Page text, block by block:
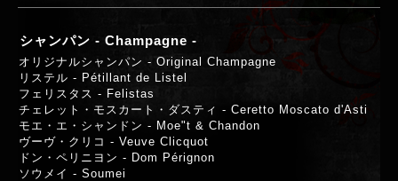
シャンパン - Champagne -
オリジナルシャンパン - Original Champagne
リステル - Pétillant de Listel
フェリスタス - Felistas
チェレット・モスカート・ダスティ - Ceretto Moscato d'Asti
モエ・エ・シャンドン - Moe"t & Chandon
ヴーヴ・クリコ - Veuve Clicquot
ドン・ペリニヨン - Dom Pérignon
ソウメイ - Soumei